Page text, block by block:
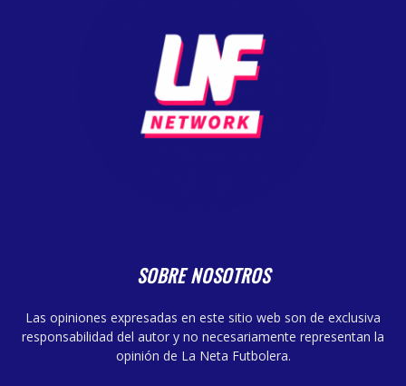
SOBRE NOSOTROS
Las opiniones expresadas en este sitio web son de exclusiva
responsabilidad del autor y no necesariamente representan la
opinión de La Neta Futbolera.